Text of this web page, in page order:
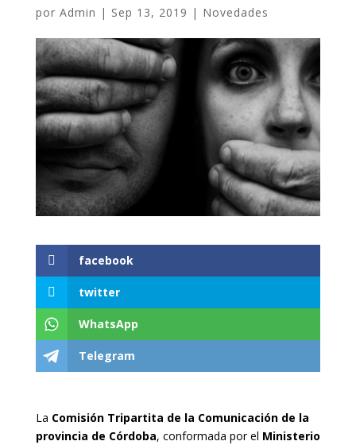
por Admin | Sep 13, 2019 | Novedades
facebook
twitter
WhatsApp
Telegram
La Comisión Tripartita de la Comunicación de la
provincia de Córdoba, conformada por el Ministerio